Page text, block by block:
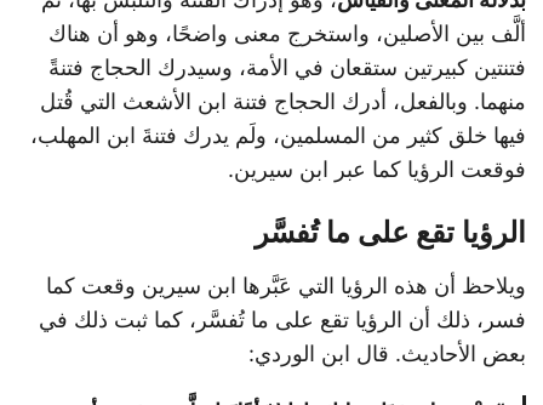
ألَّف بين الأصلين، واستخرج معنى واضحًا، وهو أن هناك
فتنتين كبيرتين ستقعان في الأمة، وسيدرك الحجاج فتنةً
منهما. وبالفعل، أدرك الحجاج فتنة ابن الأشعث التي قُتل
فيها خلق كثير من المسلمين، ولَم يدرك فتنةَ ابن المهلب،
فوقعت الرؤيا كما عبر ابن سيرين.
الرؤيا تقع على ما تُفسَّر
ويلاحظ أن هذه الرؤيا التي عَبَّرها ابن سيرين وقعت كما
فسر، ذلك أن الرؤيا تقع على ما تُفسَّر، كما ثبت ذلك في
بعض الأحاديث. قال ابن الوردي: